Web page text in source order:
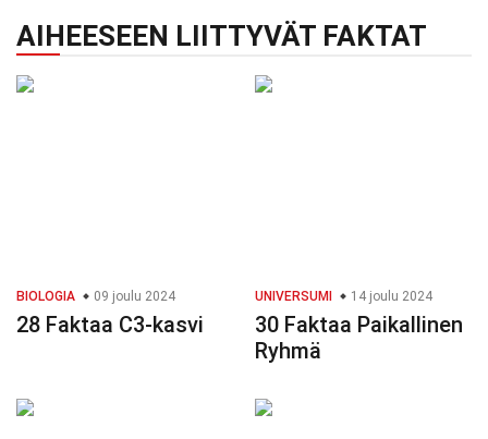
AIHEESEEN LIITTYVÄT FAKTAT
BIOLOGIA 09 joulu 2024
28 Faktaa C3-kasvi
UNIVERSUMI 14 joulu 2024
30 Faktaa Paikallinen
Ryhmä